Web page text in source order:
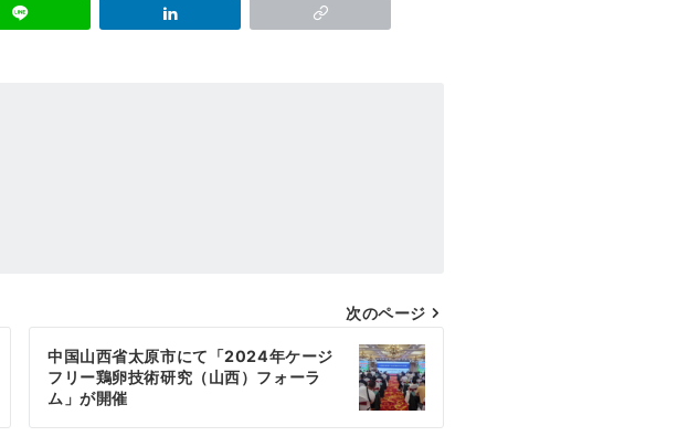
次のページ
中国山西省太原市にて「2024年ケージ
フリー鶏卵技術研究（山西）フォーラ
ム」が開催